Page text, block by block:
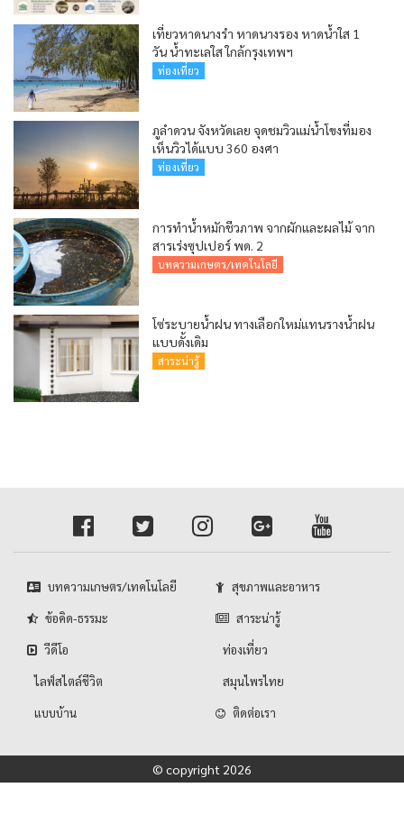
เที่ยวหาดนางรำ หาดนางรอง หาดน้ำใส 1
วัน น้ำทะเลใส ใกล้กรุงเทพฯ
ท่องเที่ยว
ภูลำดวน จังหวัดเลย จุดชมวิวแม่น้ำโขงที่มอง
เห็นวิวได้แบบ 360 องศา
ท่องเที่ยว
การทำน้ำหมักชีวภาพ จากผักและผลไม้ จาก
สารเร่งซุปเปอร์ พด. 2
บทความเกษตร/เทคโนโลยี
โซ่ระบายน้ำฝน ทางเลือกใหม่แทนรางน้ำฝน
แบบดั้งเดิม
สาระน่ารู้
บทความเกษตร/เทคโนโลยี สุขภาพและอาหาร
ข้อคิด-ธรรมะ สาระน่ารู้
วีดีโอ ท่องเที่ยว
ไลฟ์สไตล์ชีวิต สมุนไพรไทย
แบบบ้าน ติดต่อเรา
© copyright 2026